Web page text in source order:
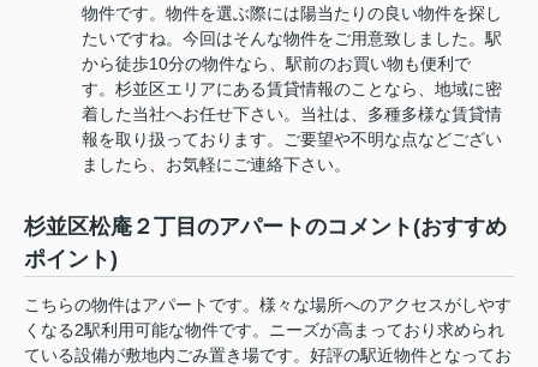
物件です。物件を選ぶ際には陽当たりの良い物件を探し
たいですね。今回はそんな物件をご用意致しました。駅
から徒歩10分の物件なら、駅前のお買い物も便利で
す。杉並区エリアにある賃貸情報のことなら、地域に密
着した当社へお任せ下さい。当社は、多種多様な賃貸情
報を取り扱っております。ご要望や不明な点などござい
ましたら、お気軽にご連絡下さい。
杉並区松庵２丁目のアパートのコメント(おすすめ
ポイント)
こちらの物件はアパートです。様々な場所へのアクセスがしやす
くなる2駅利用可能な物件です。ニーズが高まっており求められ
ている設備が敷地内ごみ置き場です。好評の駅近物件となってお